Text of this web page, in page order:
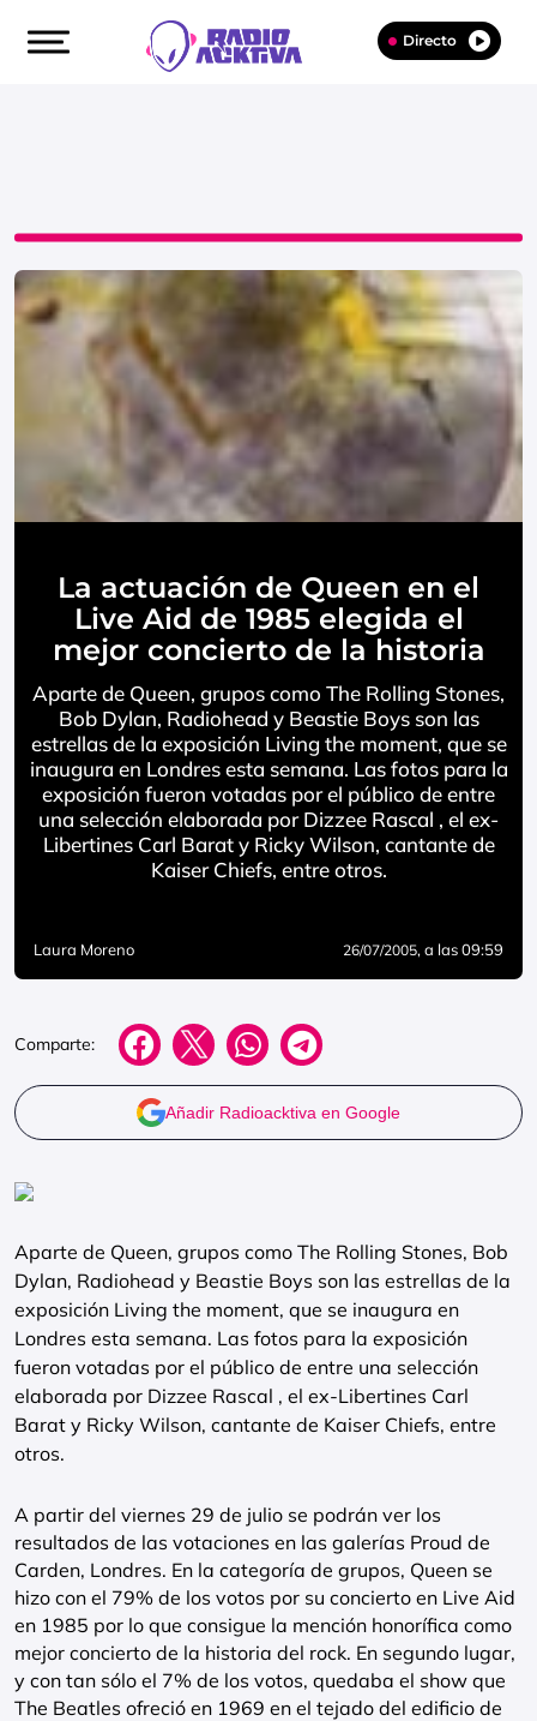
Directo
La actuación de Queen en el
Live Aid de 1985 elegida el
mejor concierto de la historia
Aparte de Queen, grupos como The Rolling Stones,
Bob Dylan, Radiohead y Beastie Boys son las
estrellas de la exposición Living the moment, que se
inaugura en Londres esta semana. Las fotos para la
exposición fueron votadas por el público de entre
una selección elaborada por Dizzee Rascal , el ex-
Libertines Carl Barat y Ricky Wilson, cantante de
Kaiser Chiefs, entre otros.
Laura Moreno 26/07/2005, a las 09:59
Comparte:
Añadir Radioacktiva en Google
Aparte de Queen, grupos como The Rolling Stones, Bob
Dylan, Radiohead y Beastie Boys son las estrellas de la
exposición Living the moment, que se inaugura en
Londres esta semana. Las fotos para la exposición
fueron votadas por el público de entre una selección
elaborada por Dizzee Rascal , el ex-Libertines Carl
Barat y Ricky Wilson, cantante de Kaiser Chiefs, entre
otros.
A partir del viernes 29 de julio se podrán ver los
resultados de las votaciones en las galerías Proud de
Carden, Londres. En la categoría de grupos, Queen se
hizo con el 79% de los votos por su concierto en Live Aid
en 1985 por lo que consigue la mención honorífica como
mejor concierto de la historia del rock. En segundo lugar,
y con tan sólo el 7% de los votos, quedaba el show que
The Beatles ofreció en 1969 en el tejado del edificio de